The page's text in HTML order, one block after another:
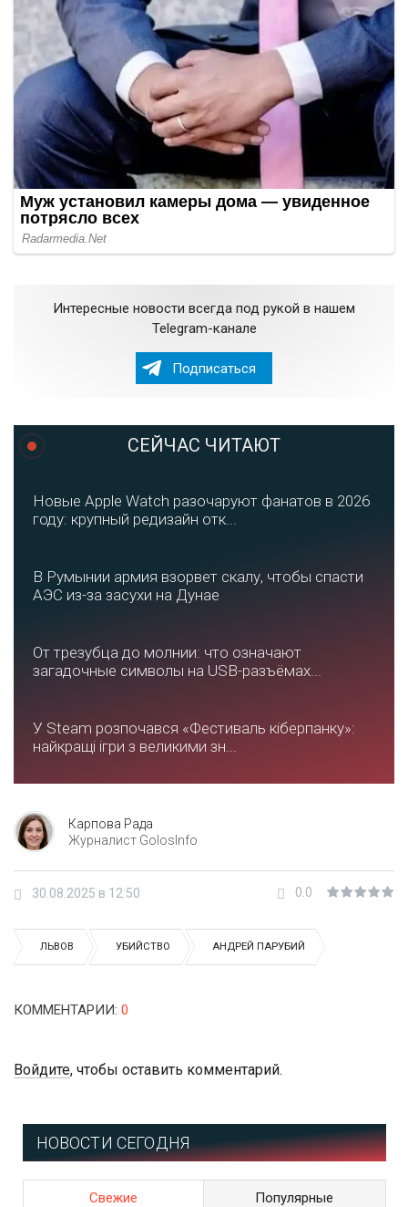
Интересные новости всегда под рукой в нашем
Telegram-канале
Подписаться
СЕЙЧАС ЧИТАЮТ
Новые Apple Watch разочаруют фанатов в 2026
году: крупный редизайн отк...
В Румынии армия взорвет скалу, чтобы спасти
АЭС из-за засухи на Дунае
От трезубца до молнии: что означают
загадочные символы на USB-разъёмах...
У Steam розпочався «Фестиваль кіберпанку»:
найкращі ігри з великими зн...
Карпова Рада
Журналист GolosInfo
30.08.2025 в 12:50 0.0
ЛЬВОВ УБИЙСТВО АНДРЕЙ ПАРУБИЙ
КОММЕНТАРИИ: 0
Войдите, чтобы оставить комментарий.
НОВОСТИ СЕГОДНЯ
Свежие Популярные